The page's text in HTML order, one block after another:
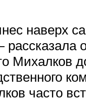
наверх
Михалков
часто